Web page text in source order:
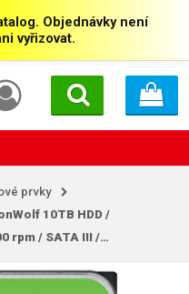
Objednávky není
vyřizovat.
prvky
10TB HDD /
rpm / SATA III /…